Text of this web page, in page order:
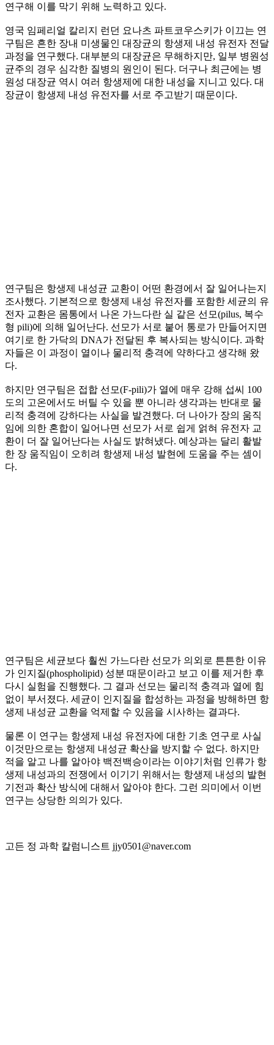
연구해 이를 막기 위해 노력하고 있다.
영국 임페리얼 칼리지 런던 요나츠 파트코우스키가 이끄는 연
구팀은 흔한 장내 미생물인 대장균의 항생제 내성 유전자 전달
과정을 연구했다. 대부분의 대장균은 무해하지만, 일부 병원성
균주의 경우 심각한 질병의 원인이 된다. 더구나 최근에는 병
원성 대장균 역시 여러 항생제에 대한 내성을 지니고 있다. 대
장균이 항생제 내성 유전자를 서로 주고받기 때문이다.
연구팀은 항생제 내성균 교환이 어떤 환경에서 잘 일어나는지
조사했다. 기본적으로 항생제 내성 유전자를 포함한 세균의 유
전자 교환은 몸통에서 나온 가느다란 실 같은 선모(pilus, 복수
형 pili)에 의해 일어난다. 선모가 서로 붙어 통로가 만들어지면
여기로 한 가닥의 DNA가 전달된 후 복사되는 방식이다. 과학
자들은 이 과정이 열이나 물리적 충격에 약하다고 생각해 왔
다.
하지만 연구팀은 접합 선모(F-pili)가 열에 매우 강해 섭씨 100
도의 고온에서도 버틸 수 있을 뿐 아니라 생각과는 반대로 물
리적 충격에 강하다는 사실을 발견했다. 더 나아가 장의 움직
임에 의한 혼합이 일어나면 선모가 서로 쉽게 얽혀 유전자 교
환이 더 잘 일어난다는 사실도 밝혀냈다. 예상과는 달리 활발
한 장 움직임이 오히려 항생제 내성 발현에 도움을 주는 셈이
다.
연구팀은 세균보다 훨씬 가느다란 선모가 의외로 튼튼한 이유
가 인지질(phospholipid) 성분 때문이라고 보고 이를 제거한 후
다시 실험을 진행했다. 그 결과 선모는 물리적 충격과 열에 힘
없이 부서졌다. 세균이 인지질을 합성하는 과정을 방해하면 항
생제 내성균 교환을 억제할 수 있음을 시사하는 결과다.
물론 이 연구는 항생제 내성 유전자에 대한 기초 연구로 사실
이것만으로는 항생제 내성균 확산을 방지할 수 없다. 하지만
적을 알고 나를 알아야 백전백승이라는 이야기처럼 인류가 항
생제 내성과의 전쟁에서 이기기 위해서는 항생제 내성의 발현
기전과 확산 방식에 대해서 알아야 한다. 그런 의미에서 이번
연구는 상당한 의의가 있다.
고든 정 과학 칼럼니스트 jjy0501@naver.com